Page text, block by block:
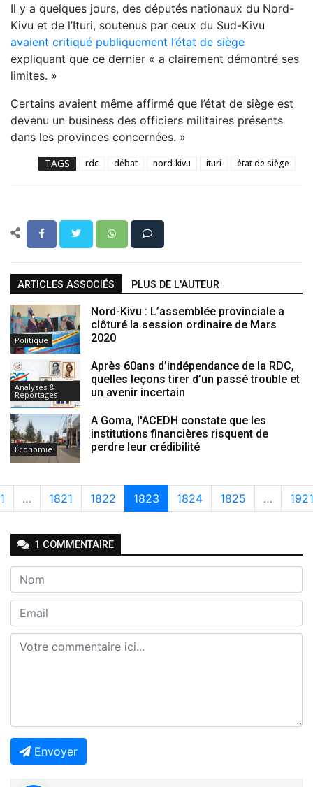
Il y a quelques jours, des députés nationaux du Nord-
Kivu et de l’Ituri, soutenus par ceux du Sud-Kivu
avaient critiqué publiquement l’état de siège
expliquant que ce dernier « a clairement démontré ses
limites. »
Certains avaient même affirmé que l’état de siège est
devenu un business des officiers militaires présents
dans les provinces concernées. »
TAGS rdc débat nord-kivu ituri état de siège
ARTICLES ASSOCIÉS PLUS DE L'AUTEUR
Politique
Nord-Kivu : L’assemblée provinciale a
clôturé la session ordinaire de Mars
2020
Analyses &
Reportages
Après 60ans d’indépendance de la RDC,
quelles leçons tirer d’un passé trouble et
un avenir incertain
Économie
A Goma, l'ACEDH constate que les
institutions financières risquent de
perdre leur crédibilité
1 … 1821 1822 1823 1824 1825 … 1921
1 COMMENTAIRE
Envoyer